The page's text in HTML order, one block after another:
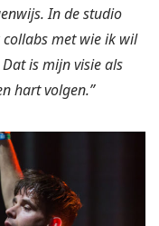
In de studio
met wie ik wil
is mijn visie als
hart volgen.”